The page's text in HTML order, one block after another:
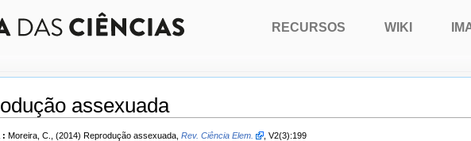
assexuada
,pesquisa
: Moreira, C., (2014) Reprodução assexuada, Rev. Ciência Elem.
, V2(3):199
RECURSOS WIKI